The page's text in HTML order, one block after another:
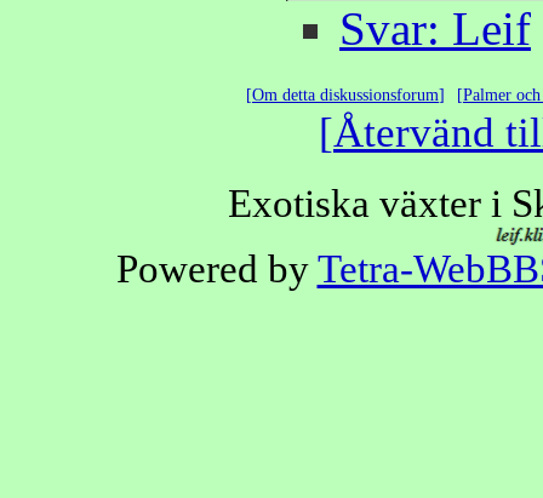
Svar: Leif
Om detta diskussionsforum Palmer
Återvänd
Exotiska växter i
Powered byTetra-